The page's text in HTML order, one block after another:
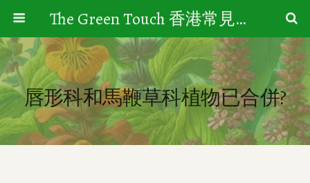
The Green Touch 香港常見樹木園藝生活
唇形科和馬鞭草科植物已合併?